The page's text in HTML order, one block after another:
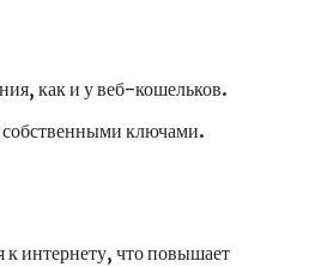
как и у веб-кошельков.
собственными ключами.
к интернету, что повышает